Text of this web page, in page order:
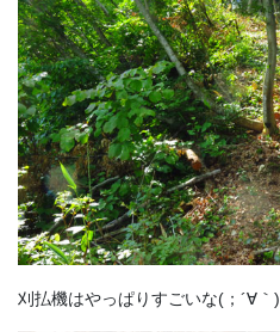
刈払機はやっぱりすごいな(；´∀｀)